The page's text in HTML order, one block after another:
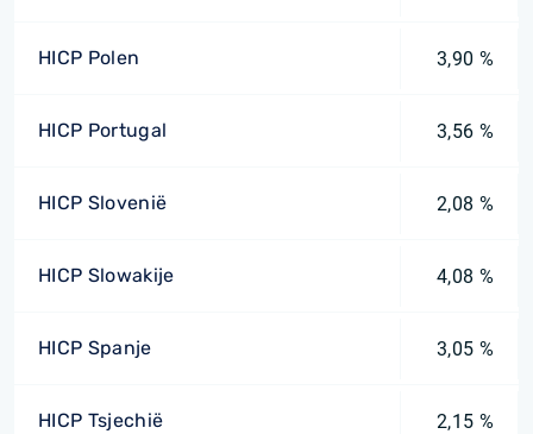
HICP Polen 3,90 %
HICP Portugal 3,56 %
HICP Slovenië 2,08 %
HICP Slowakije 4,08 %
HICP Spanje 3,05 %
HICP Tsjechië 2,15 %